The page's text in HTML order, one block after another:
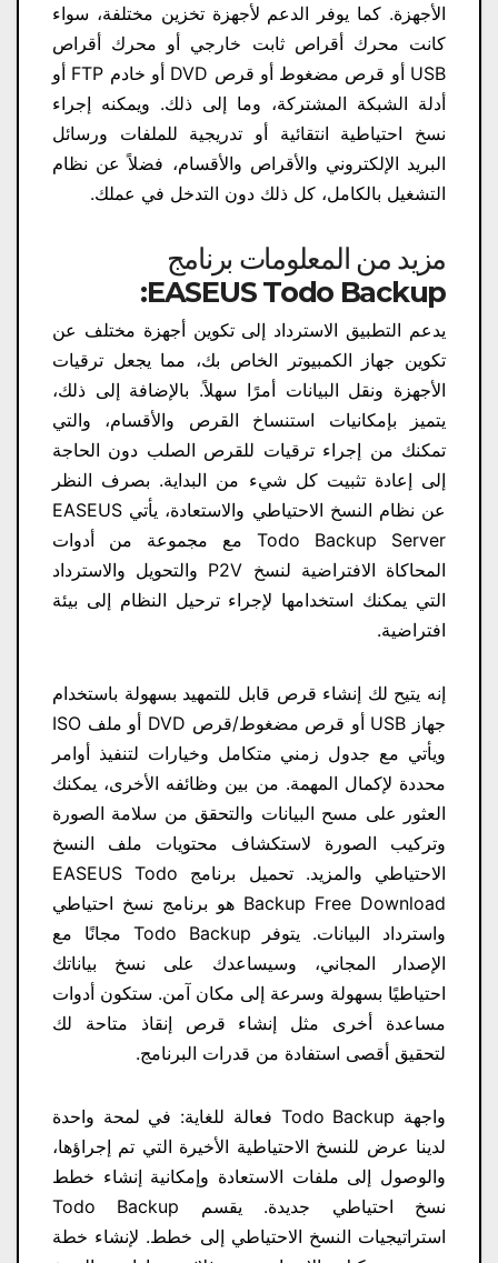
الأجهزة. كما يوفر الدعم لأجهزة تخزين مختلفة، سواء
كانت محرك أقراص ثابت خارجي أو محرك أقراص
USB أو قرص مضغوط أو قرص DVD أو خادم FTP أو
أدلة الشبكة المشتركة، وما إلى ذلك. ويمكنه إجراء
نسخ احتياطية انتقائية أو تدريجية للملفات ورسائل
البريد الإلكتروني والأقراص والأقسام، فضلاً عن نظام
التشغيل بالكامل، كل ذلك دون التدخل في عملك.
مزيد من المعلومات برنامج
EASEUS Todo Backup:
يدعم التطبيق الاسترداد إلى تكوين أجهزة مختلف عن
تكوين جهاز الكمبيوتر الخاص بك، مما يجعل ترقيات
الأجهزة ونقل البيانات أمرًا سهلاً. بالإضافة إلى ذلك،
يتميز بإمكانيات استنساخ القرص والأقسام، والتي
تمكنك من إجراء ترقيات للقرص الصلب دون الحاجة
إلى إعادة تثبيت كل شيء من البداية. بصرف النظر
عن نظام النسخ الاحتياطي والاستعادة، يأتي EASEUS
Todo Backup Server مع مجموعة من أدوات
المحاكاة الافتراضية لنسخ P2V والتحويل والاسترداد
التي يمكنك استخدامها لإجراء ترحيل النظام إلى بيئة
افتراضية.
إنه يتيح لك إنشاء قرص قابل للتمهيد بسهولة باستخدام
جهاز USB أو قرص مضغوط/قرص DVD أو ملف ISO
ويأتي مع جدول زمني متكامل وخيارات لتنفيذ أوامر
محددة لإكمال المهمة. من بين وظائفه الأخرى، يمكنك
العثور على مسح البيانات والتحقق من سلامة الصورة
وتركيب الصورة لاستكشاف محتويات ملف النسخ
الاحتياطي والمزيد. تحميل برنامج EASEUS Todo
Backup Free Download​ هو برنامج نسخ احتياطي
واسترداد البيانات. يتوفر Todo Backup مجانًا مع
الإصدار المجاني، وسيساعدك على نسخ بياناتك
احتياطيًا بسهولة وسرعة إلى مكان آمن. ستكون أدوات
مساعدة أخرى مثل إنشاء قرص إنقاذ متاحة لك
لتحقيق أقصى استفادة من قدرات البرنامج.
واجهة Todo Backup فعالة للغاية: في لمحة واحدة
لدينا عرض للنسخ الاحتياطية الأخيرة التي تم إجراؤها،
والوصول إلى ملفات الاستعادة وإمكانية إنشاء خطط
نسخ احتياطي جديدة. يقسم Todo Backup
استراتيجيات النسخ الاحتياطي إلى خطط. لإنشاء خطة